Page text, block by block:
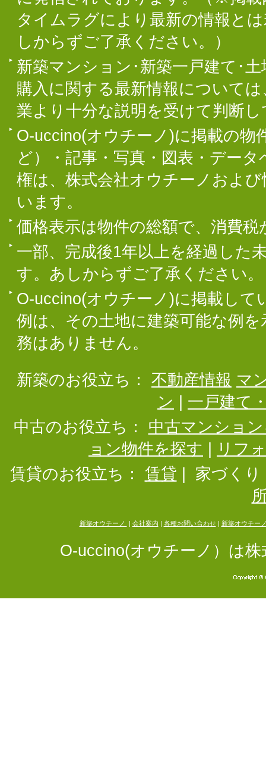
タイムラグにより最新の情報と
しからずご了承ください。）
新築マンション･新築一戸建て･
購入に関する最新情報について
業より十分な説明を受けて判断
O-uccino(オウチーノ)に掲載の物
ど）・記事・写真・図表・デー
権は、株式会社オウチーノおよ
います。
価格表示は物件の総額で、消費
一部、完成後1年以上を経過した
す。あしからずご了承ください。
O-uccino(オウチーノ)に掲載して
例は、その土地に建築可能な例
務はありません。
新築のお役立ち： 不動産情報 マ
ン
一戸建て
中古のお役立ち：
中古マンショ
ョン物件を探す
リフ
賃貸のお役立ち：
賃貸
家づくり
新築オウチーノ 会社案内 各種お問い合わせ| 新築オウチー
O-uccino(オウチーノ）は